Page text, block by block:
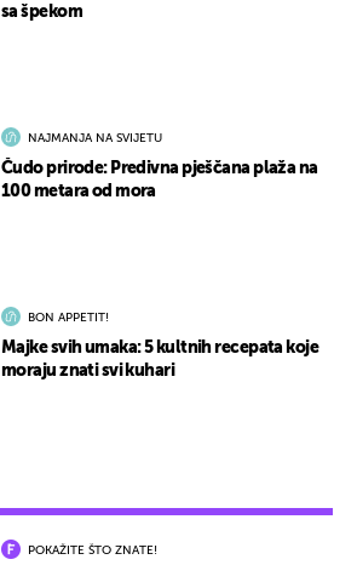
POKAŽITE ŠTO ZNATE!
sa špekom
NAJMANJA NA SVIJETU
Čudo prirode: Predivna pješčana plaža na
100 metara od mora
BON APPETIT!
Majke svih umaka: 5 kultnih recepata koje
moraju znati svi kuhari